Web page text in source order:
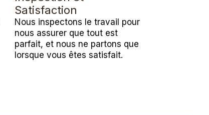
Satisfaction
Nous inspectons le travail pour
nous assurer que tout est
parfait, et nous ne partons que
lorsque vous êtes satisfait.